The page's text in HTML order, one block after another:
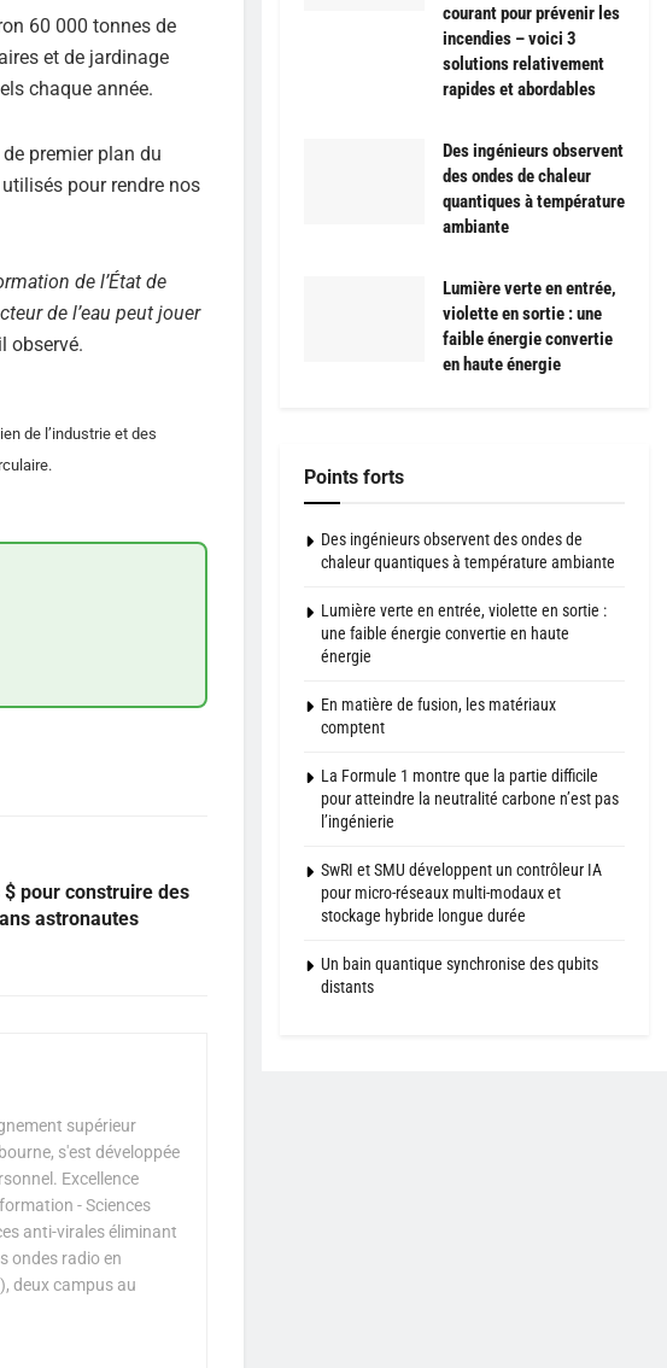
60 000 tonnes de
et de jardinage
chaque année.
premier plan du
pour rendre nos
de l’État de
de l’eau peut jouer
observé.
de l’industrie et des
pour construire des
astronautes
supérieur
s'est développée
Excellence
- Sciences
anti-virales éliminant
ondes radio en
deux campus au
courant pour prévenir les
incendies – voici 3
solutions relativement
rapides et abordables
Des ingénieurs observent
des ondes de chaleur
quantiques à température
ambiante
Lumière verte en entrée,
violette en sortie : une
faible énergie convertie
en haute énergie
Points forts
Des ingénieurs observent des ondes de
chaleur quantiques à température ambiante
Lumière verte en entrée, violette en sortie :
une faible énergie convertie en haute
énergie
En matière de fusion, les matériaux
comptent
La Formule 1 montre que la partie difficile
pour atteindre la neutralité carbone n’est pas
l’ingénierie
SwRI et SMU développent un contrôleur IA
pour micro-réseaux multi-modaux et
stockage hybride longue durée
Un bain quantique synchronise des qubits
distants